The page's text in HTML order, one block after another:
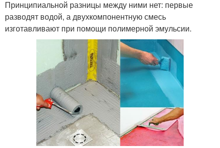
Принципиальной разницы между ними нет: первые
разводят водой, а двухкомпонентную смесь
изготавливают при помощи полимерной эмульсии.